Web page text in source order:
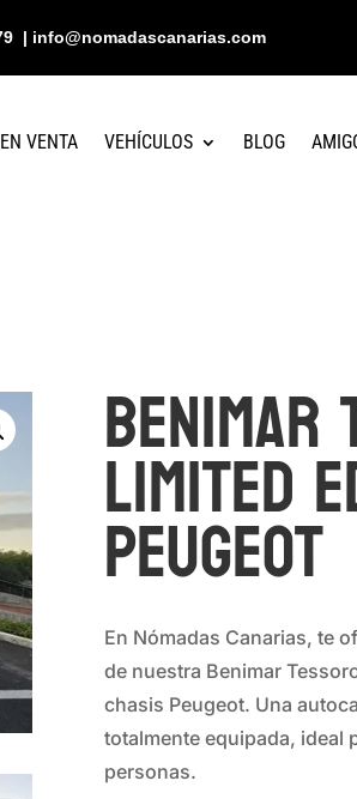
| info@nomadascanarias.com
VENTA VEHÍCULOS BLOG
Limited
Peugeot
En Nómadas Canarias, te
de nuestra Benimar
chasis Peugeot. Una
totalmente equipada, ideal
personas.